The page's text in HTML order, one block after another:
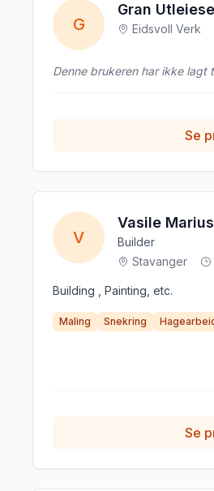
G
Gran
Eidsvoll Verk
Denne brukeren har ikke lagt
Se
V
Vasile
Builder
Stavanger
Building , Painting, etc.
Maling Snekring
Se